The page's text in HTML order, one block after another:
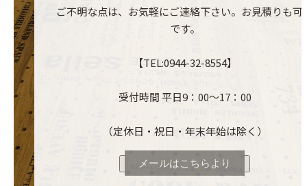
ご不明な点は、お気軽にご連絡下さい。お見積りも可
です。
【TEL:0944-32-8554】
受付時間 平日9：00～17：00
（定休日・祝日・年末年始は除く）
メールはこちらより